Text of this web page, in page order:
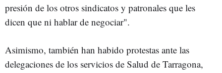
presión de los otros sindicatos y patronales que les
dicen que ni hablar de negociar".
Asimismo, también han habido protestas ante las
delegaciones de los servicios de Salud de Tarragona,